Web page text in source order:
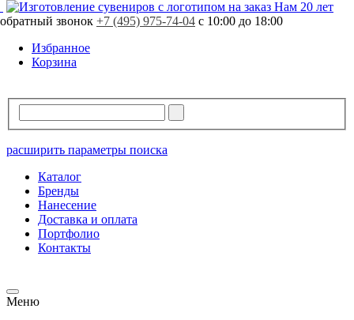
Нам 20 лет
обратный звонок +7 (495) 975-74-04 с 10:00 до 18:00
Избранное
Корзина
расширить параметры поиска
Каталог
Бренды
Нанесение
Доставка и оплата
Портфолио
Контакты
Меню